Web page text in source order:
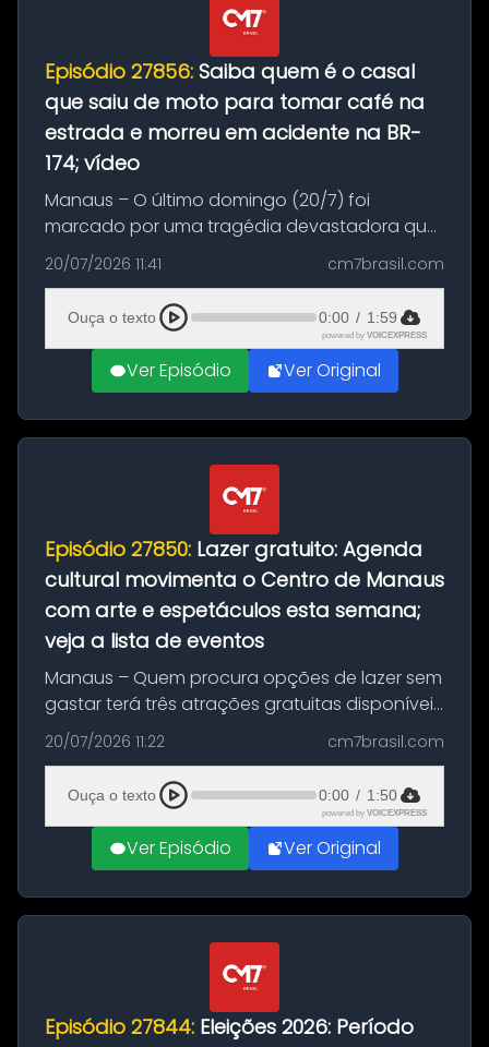
Episódio 27856: Saiba quem é o casal
que saiu de moto para tomar café na
estrada e morreu em acidente na BR-
174; vídeo
Manaus – O último domingo (20/7) foi
marcado por uma tragédia devastadora que
resultou na morte precoce de dois jovens na
BR-174, na zona rural de Manaus. Um passeio
com destino a um típico café regio...
20/07/2026 11:41 cm7brasil.com
Ouça o texto 0:00 / 1:59
powered by VOICEXPRESS
Ver Episódio Ver Original
Episódio 27850: Lazer gratuito: Agenda
cultural movimenta o Centro de Manaus
com arte e espetáculos esta semana;
veja a lista de eventos
Manaus – Quem procura opções de lazer sem
gastar terá três atrações gratuitas disponíveis
entre esta segunda-feira (20) e quinta-feira
(23). A programação inclui uma exposição
dedicada à história das ...
20/07/2026 11:22 cm7brasil.com
Ouça o texto 0:00 / 1:50
powered by VOICEXPRESS
Ver Episódio Ver Original
Episódio 27844: Eleições 2026: Período